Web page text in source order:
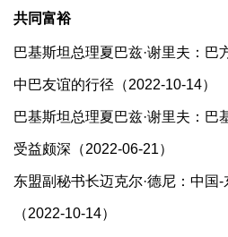
共同富裕
巴基斯坦总理夏巴兹·谢里夫：巴
中巴友谊的行径（2022-10-14）
巴基斯坦总理夏巴兹·谢里夫：巴
受益颇深（2022-06-21）
东盟副秘书长迈克尔·德尼：中国
（2022-10-14）